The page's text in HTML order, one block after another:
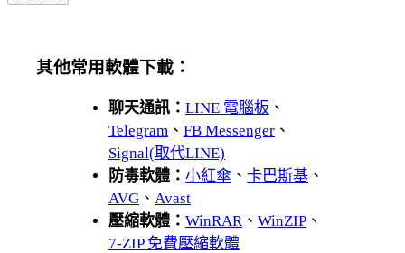
其他常用軟體下載：
聊天通訊： LINE 電腦板 、
Telegram 、 FB Messenger 、
Signal(取代LINE)
防毒軟體： 小紅傘 、 卡巴斯基 、
AVG 、 Avast
壓縮軟體： WinRAR 、 WinZIP 、
7-ZIP 免費壓縮軟體